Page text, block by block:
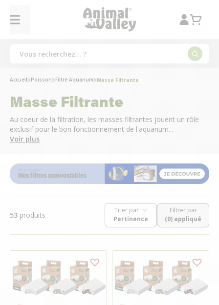
Accueil Poisson Filtre Aquarium Masse Filtrante
Masse Filtrante
Au coeur de la filtration, les masses filtrantes jouent un rôle
exclusif pour le bon fonctionnement de l'aquarium...
Voir plus
53 produits
Trier par
Filtrer par
(0) appliqué